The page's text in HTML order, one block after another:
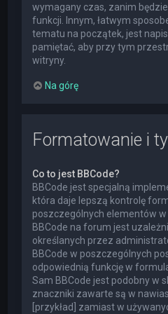
wymagany czas, zanim
funkcji. Innym, łatwym
tematu na początek, jest
pamiętać, aby przy tym
witryny.
Na górę
Formatowanie i
Co to jest BBCode?
BBCode jest specjalną
która daje lepszą kontrolę
poszczególnych elementów
BBCode na forum jest
określanych przez
BBCode w poszczególnych
odpowiednią funkcję w
Sam BBCode jest podobny w
znaczniki zawarte są w
[przykład] zamiast w